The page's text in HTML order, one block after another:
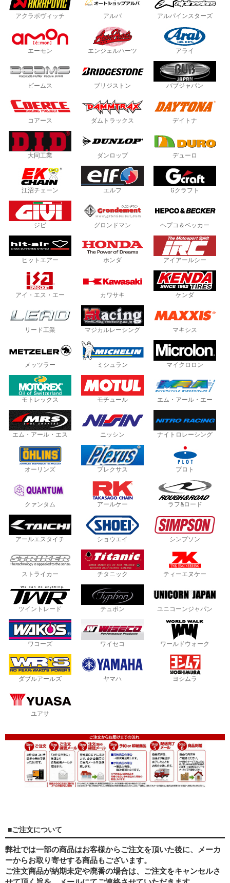
アクラポヴィッチ アルバ アルパインスターズ
エーモン エンジェルハーツ アライ
ビームス ブリジストン バブジャパン
コアース ダムトラックス デイトナ
大同工業 ダンロップ デューロ
江沼チェーン エルフ Gクラフト
ジビ グロンドマン ヘプコ＆ベッカー
ヒットエアー ホンダ アイアールシー
アイ・エス・エー カワサキ ケンダ
リード工業 マジカルレーシング マキシス
メッツラー ミシュラン マイクロロン
モトレックス モチュール エム・アール・エー
エム・アール・エス ニッシン ナイトロレーシング
オーリンズ プレクサス プロト
クァンタム アールケー ラフ&ロード
アールエスタイチ ショウエイ シンプソン
ストライカー チタニック ティーエヌケー
ツイントレード テュポン ユニコーンジャパン
ワコーズ ワイセコ ワールドウォーク
ダブルアールズ ヤマハ ヨシムラ
ユアサ
■ご注文について
弊社では一部の商品はお客様からご注文を頂いた後に、メーカ
ーからお取り寄せする商品もございます。
ご注文商品が納期未定や廃番の場合は、ご注文をキャンセルさ